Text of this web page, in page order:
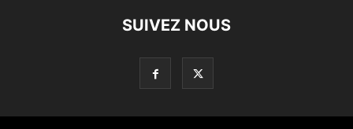
SUIVEZ NOUS